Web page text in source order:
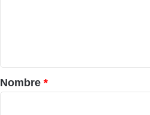
r
i
Nombre *